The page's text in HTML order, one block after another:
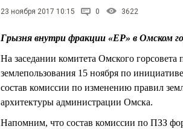
23 ноября 2017 10:15 0 3622
Грызня внутри фракции «ЕР» в Омском
На заседании комитета Омского горсовета
землепользования 15 ноября по
состав комиссии по изменению правил
архитектуры администрации Омска.
Напомним, что состав комиссии по ПЗЗ